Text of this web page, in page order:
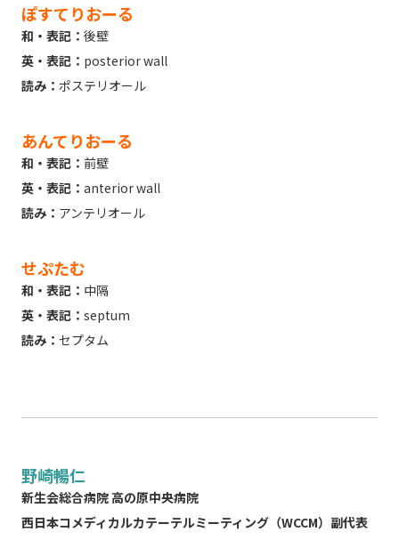
ぽすてりおーる
和・表記： 後壁
英・表記： posterior wall
読み： ポステリオール
あんてりおーる
和・表記： 前壁
英・表記： anterior wall
読み： アンテリオール
せぷたむ
和・表記： 中隔
英・表記： septum
読み： セプタム
野崎暢仁
新生会総合病院 高の原中央病院
西日本コメディカルカテーテルミーティング（WCCM）副代表